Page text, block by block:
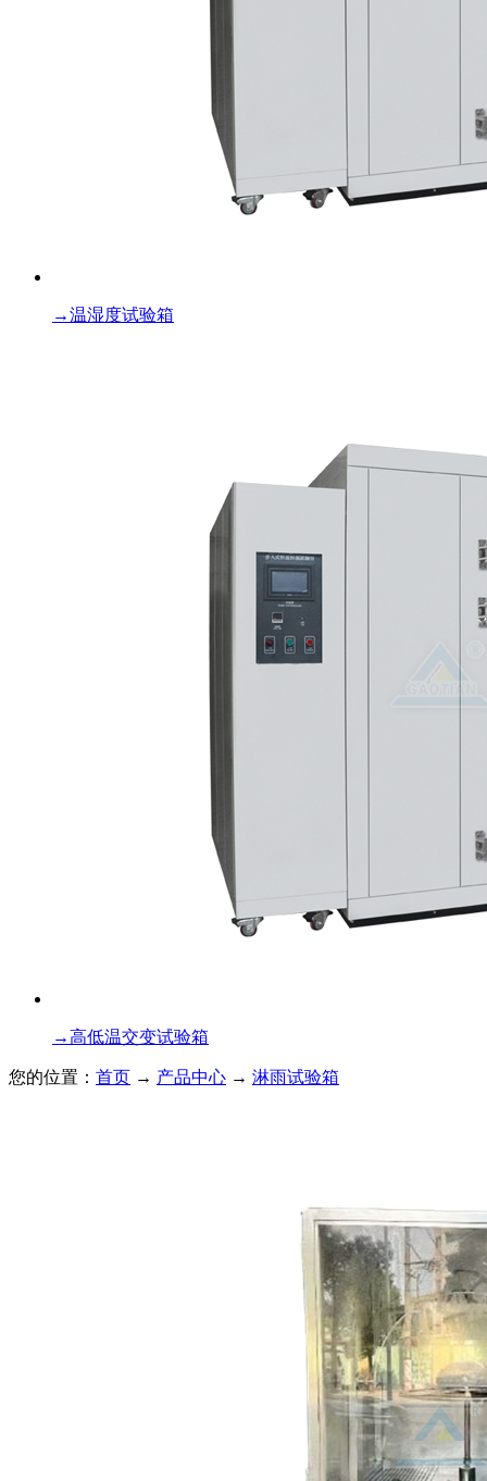
→温湿度试验箱
→高低温交变试验箱
您的位置： 首页 → 产品中心 → 淋雨试验箱